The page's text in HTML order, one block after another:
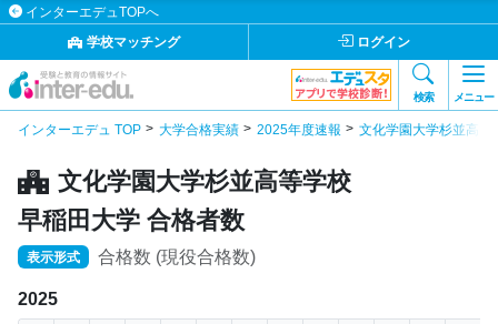
インターエデュTOPへ
学校マッチング
ログイン
検索 メニュー
インターエデュ TOP 大学合格実績 2025年度速報 文化学園大学杉並高等
文化学園大学杉並高等学校
早稲田大学 合格者数
表示形式 合格数 (現役合格数)
2025